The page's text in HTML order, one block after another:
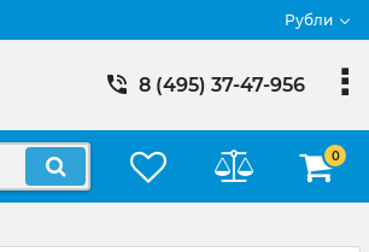
Рубли
8 (495) 37-47-956
0